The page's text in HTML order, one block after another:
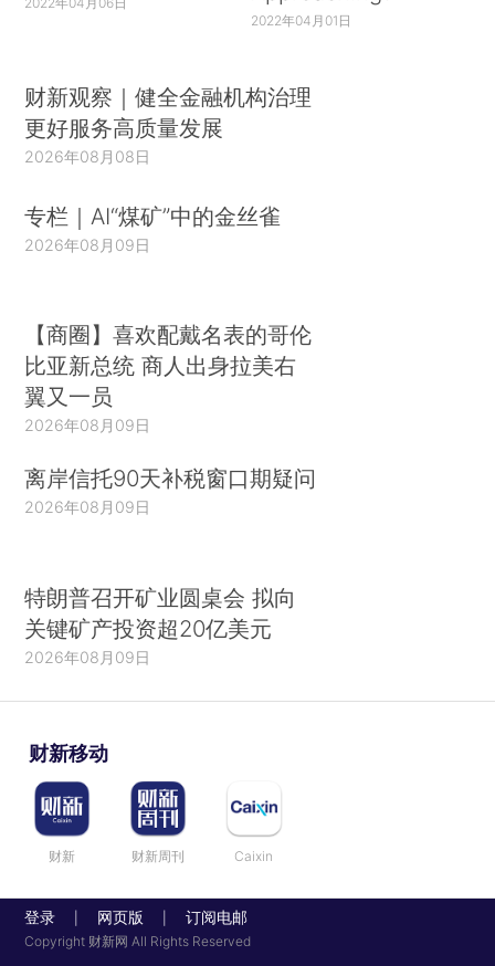
2022年04月01日
财新观察｜健全金融机构治理
更好服务高质量发展
2026年08月08日
专栏｜AI“煤矿”中的金丝雀
2026年08月09日
【商圈】喜欢配戴名表的哥伦
比亚新总统 商人出身拉美右
翼又一员
2026年08月09日
离岸信托90天补税窗口期疑问
2026年08月09日
特朗普召开矿业圆桌会 拟向
关键矿产投资超20亿美元
2026年08月09日
财新移动
财新 财新周刊 Caixin
登录 网页版 订阅电邮
Copyright 财新网 All Rights Reserved